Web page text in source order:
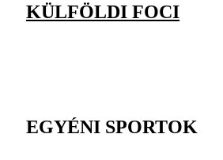
KÜLFÖLDI FOCI
EGYÉNI SPORTOK